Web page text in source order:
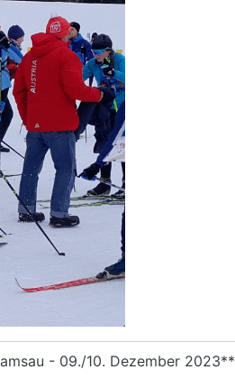
- 09./10. Dezember 2023**